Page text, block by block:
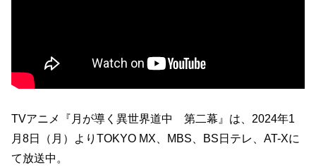
TVアニメ『月が導く異世界道中 第二幕』は、2024年1
月8日（月）よりTOKYO MX、MBS、BS日テレ、AT-Xに
て放送中。